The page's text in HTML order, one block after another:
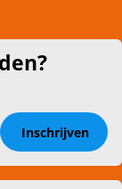
Inschrijven